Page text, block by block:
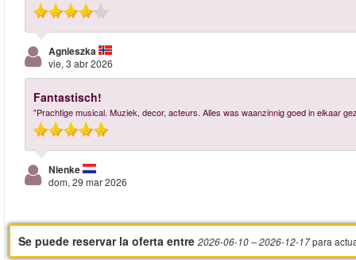
Agnieszka
vie, 3 abr 2026
Fantastisch!
"Prachtige musical. Muziek, decor, acteurs. Alles was waanzinnig goed in elkaar
Nienke
dom, 29 mar 2026
Se puede reservar la oferta entre 2026-06-10– 2026-12-17para